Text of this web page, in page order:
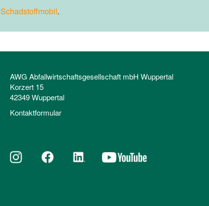
Schadstoffmobil.
AWG Abfallwirtschaftsgesellschaft mbH Wuppertal
Korzert 15
42349 Wuppertal
Kontaktformular